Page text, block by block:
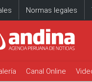
Normas legales
Canal Online